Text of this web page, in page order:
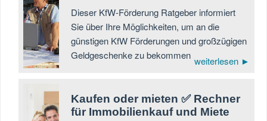
Dieser KfW-Förderung Ratgeber informiert
Sie über Ihre Möglichkeiten, um an die
günstigen KfW Förderungen und großzügigen
Geldgeschenke zu bekommen weiterlesen ►
Kaufen oder mieten ✅ Rechner
für Immobilienkauf und Miete